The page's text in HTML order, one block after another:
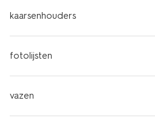
kaarsenhouders
fotolijsten
vazen